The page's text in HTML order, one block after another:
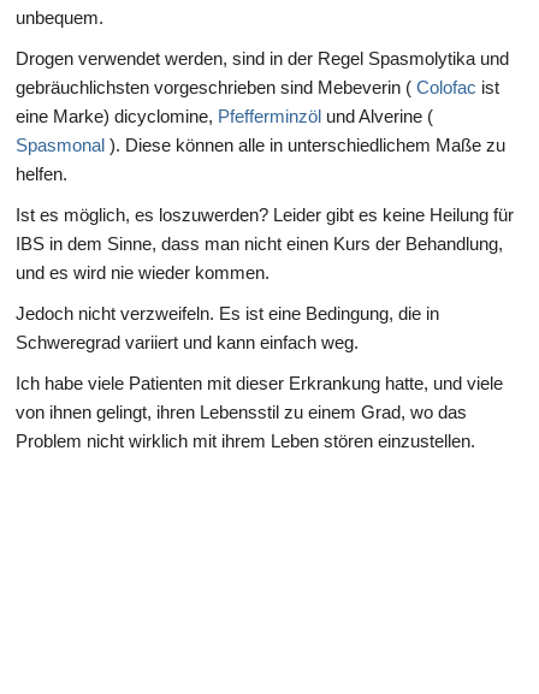
unbequem.
Drogen verwendet werden, sind in der Regel Spasmolytika und
gebräuchlichsten vorgeschrieben sind Mebeverin ( Colofac ist
eine Marke) dicyclomine, Pfefferminzöl und Alverine (
Spasmonal ). Diese können alle in unterschiedlichem Maße zu
helfen.
Ist es möglich, es loszuwerden? Leider gibt es keine Heilung für
IBS in dem Sinne, dass man nicht einen Kurs der Behandlung,
und es wird nie wieder kommen.
Jedoch nicht verzweifeln. Es ist eine Bedingung, die in
Schweregrad variiert und kann einfach weg.
Ich habe viele Patienten mit dieser Erkrankung hatte, und viele
von ihnen gelingt, ihren Lebensstil zu einem Grad, wo das
Problem nicht wirklich mit ihrem Leben stören einzustellen.